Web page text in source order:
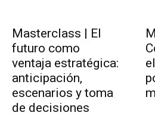
Masterclass | El
futuro como
ventaja estratégica:
anticipación,
escenarios y toma
de decisiones